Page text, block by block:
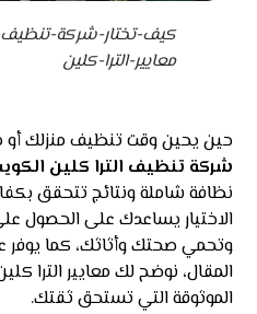
كيف-تختار-شركة-
معايير-الترا-كلين
حين يحين وقت تنظيف منزلك
شركة تنظيف الترا كلين
نظافة شاملة ونتائج تتحقق
الاختيار يساعدك على الحصول
وتحمي صحتك وأثاثك، كما يوفر
المقال، نوضح لك معايير الترا
الموثوقة التي تستحق ثقتك.